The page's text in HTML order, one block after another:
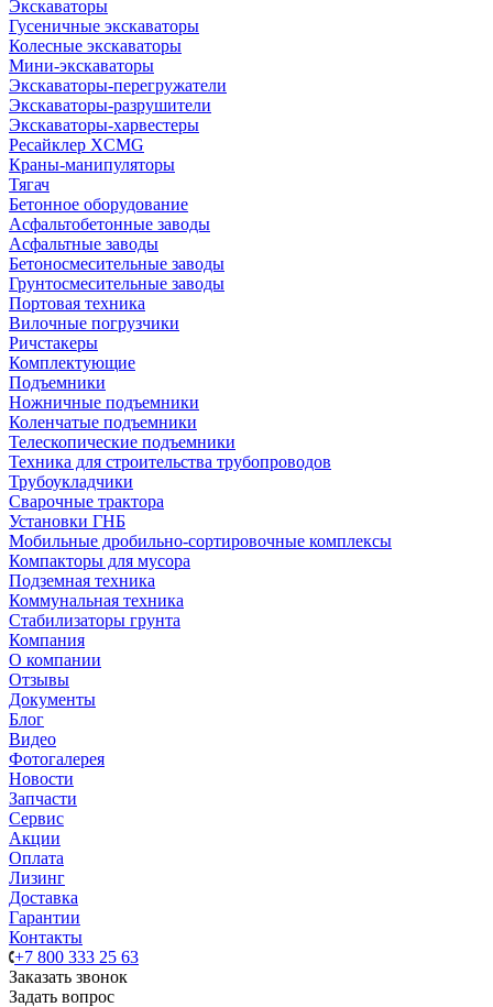
Экскаваторы
Гусеничные экскаваторы
Колесные экскаваторы
Мини-экскаваторы
Экскаваторы-перегружатели
Экскаваторы-разрушители
Экскаваторы-харвестеры
Ресайклер XCMG
Краны-манипуляторы
Тягач
Бетонное оборудование
Асфальтобетонные заводы
Асфальтные заводы
Бетоносмесительные заводы
Грунтосмесительные заводы
Портовая техника
Вилочные погрузчики
Ричстакеры
Комплектующие
Подъемники
Ножничные подъемники
Коленчатые подъемники
Телескопические подъемники
Техника для строительства трубопроводов
Трубоукладчики
Сварочные трактора
Установки ГНБ
Мобильные дробильно-сортировочные комплексы
Компакторы для мусора
Подземная техника
Коммунальная техника
Стабилизаторы грунта
Компания
О компании
Отзывы
Документы
Блог
Видео
Фотогалерея
Новости
Запчасти
Сервис
Акции
Оплата
Лизинг
Доставка
Гарантии
Контакты
+7 800 333 25 63
Заказать звонок
Задать вопрос